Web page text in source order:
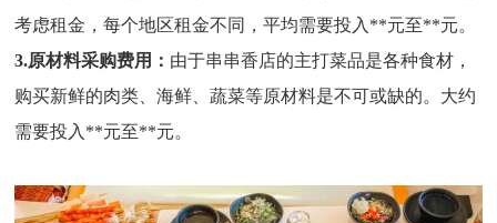
考虑租金，每个地区租金不同，平均需要投入**元至**元。
3.原材料采购费用： 由于串串香店的主打菜品是各种食材，
购买新鲜的肉类、海鲜、蔬菜等原材料是不可或缺的。大约
需要投入 **元至**元。